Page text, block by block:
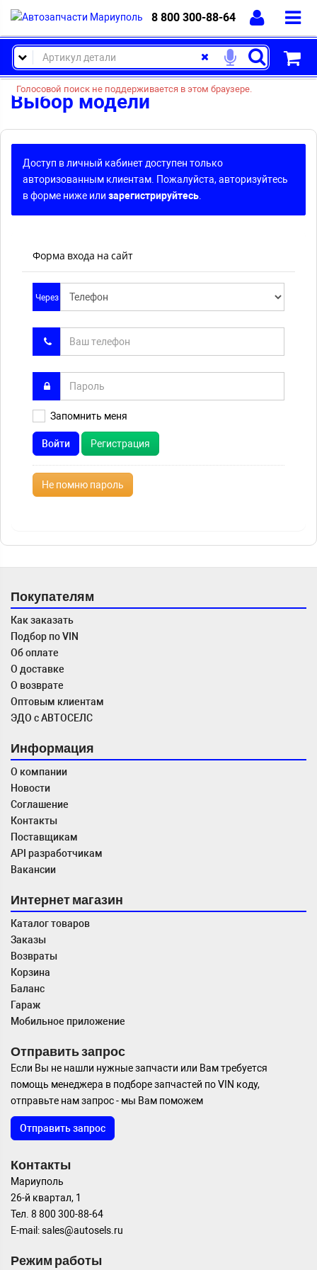
8 800 300-88-64
Голосовой поиск не поддерживается в этом браузере.
Выбор модели
Доступ в личный кабинет доступен только
авторизованным клиентам. Пожалуйста, авторизуйтесь
в форме ниже или зарегистрируйтесь
Форма входа на сайт
Через
Запомнить меня
Войти Регистрация
Не помню пароль
Покупателям
Как заказать
Подбор по VIN
Об оплате
О доставке
О возврате
Оптовым клиентам
ЭДО с АВТОСЕЛС
Информация
О компании
Новости
Соглашение
Контакты
Поставщикам
API разработчикам
Вакансии
Интернет магазин
Каталог товаров
Заказы
Возвраты
Корзина
Баланс
Гараж
Мобильное приложение
Отправить запрос
Если Вы не нашли нужные запчасти или Вам требуется
помощь менеджера в подборе запчастей по VIN коду,
отправьте нам запрос - мы Вам поможем
Отправить запрос
Контакты
Мариуполь
26-й квартал, 1
Тел. 8 800 300-88-64
E-mail: sales@autosels.ru
Режим работы